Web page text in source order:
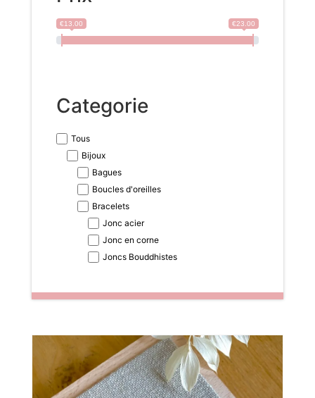
€13.00 €23.00
Categorie
Tous
Bijoux
Bagues
Boucles d'oreilles
Bracelets
Jonc acier
Jonc en corne
Joncs Bouddhistes